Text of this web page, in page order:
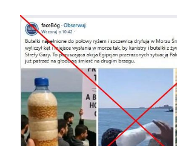
Image